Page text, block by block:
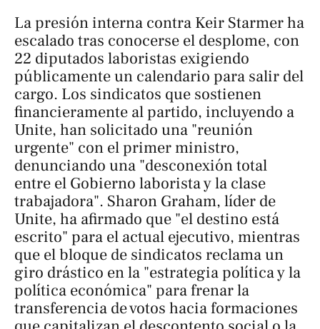
La presión interna contra Keir Starmer ha
escalado tras conocerse el desplome, con
22 diputados laboristas exigiendo
públicamente un calendario para salir del
cargo. Los sindicatos que sostienen
financieramente al partido, incluyendo a
Unite, han solicitado una "reunión
urgente" con el primer ministro,
denunciando una "desconexión total
entre el Gobierno laborista y la clase
trabajadora". Sharon Graham, líder de
Unite, ha afirmado que "el destino está
escrito" para el actual ejecutivo, mientras
que el bloque de sindicatos reclama un
giro drástico en la "estrategia política y la
política económica" para frenar la
transferencia de votos hacia formaciones